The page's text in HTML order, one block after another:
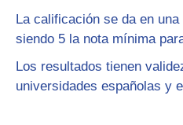
La calificación se da en
siendo 5 la nota mínima
Los resultados tienen
universidades españolas y